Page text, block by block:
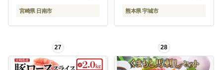
い 記念日 ギフト 贈り物
き BBQ 人気 おすすめ
凍 宮崎県 日南市 送料無
料_D104-25
宮崎県 日南市 熊本県 宇城市
27 28